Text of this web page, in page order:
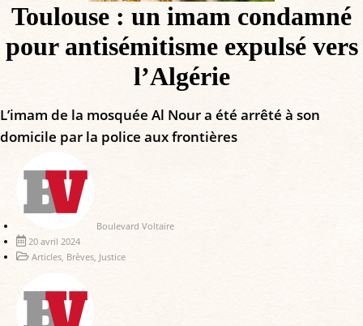
Toulouse : un imam condamné
pour antisémitisme expulsé vers
l’Algérie
L’imam de la mosquée Al Nour a été arrêté à son
domicile par la police aux frontières
Boulevard Voltaire
20 avril 2024
Articles Brèves Justice